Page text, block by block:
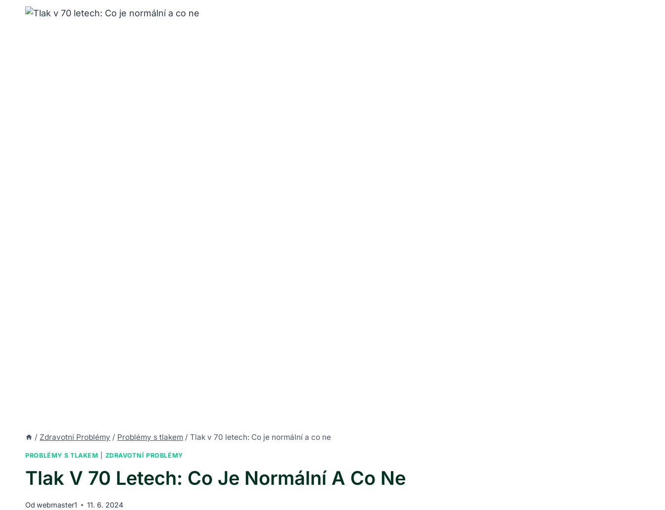
/ Zdravotní Problémy / Problémy s tlakem / Tlak v 70 letech: Co je normální a co ne
PROBLÉMY S TLAKEM ZDRAVOTNÍ PROBLÉMY
Tlak V 70 Letech: Co Je Normální A Co Ne
Od webmaster1 11. 6. 2024